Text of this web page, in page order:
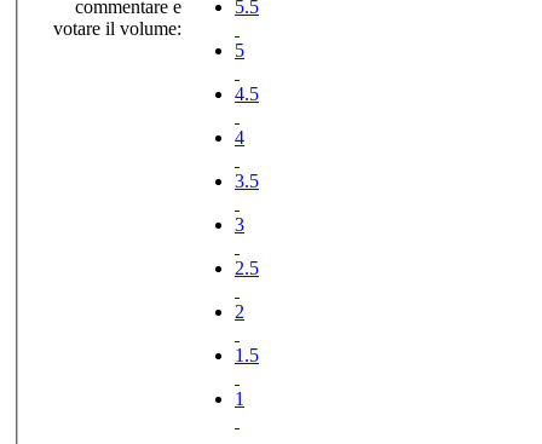
commentare e
votare il volume:
5.5
5
4.5
4
3.5
3
2.5
2
1.5
1